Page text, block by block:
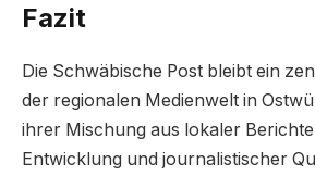
Fazit
Die Schwäbische Post bleibt ein
der regionalen Medienwelt in
ihrer Mischung aus lokaler
Entwicklung und journalistischer